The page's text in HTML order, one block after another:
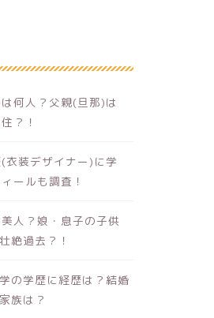
何人？父親(旦那)は
？！
衣装デザイナー)に学
ールも調査！
人？娘・息子の子供
絶過去？！
の学歴に経歴は？結婚
族は？